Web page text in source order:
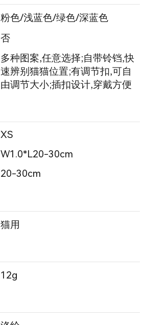
粉色/浅蓝色/绿色/深蓝色
否
多种图案,任意选择;自带铃铛,快
速辨别猫猫位置;有调节扣,可自
由调节大小;插扣设计,穿戴方便
XS
W1.0*L20-30cm
20-30cm
猫用
12g